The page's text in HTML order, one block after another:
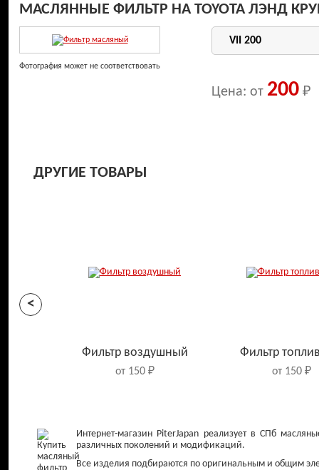
МАСЛЯННЫЕ ФИЛЬТР НА TOYOTA ЛЭНД
Фотография может не соответствовать
Цена: от 200 ₽
ДРУГИЕ ТОВАРЫ
<
Фильтр воздушный
от 150 ₽
Фильтр
от 150 ₽
Интернет-магазин PiterJapan реализует в СПб
различных поколений и модификаций.
Все изделия подбираются по оригинальным и общим